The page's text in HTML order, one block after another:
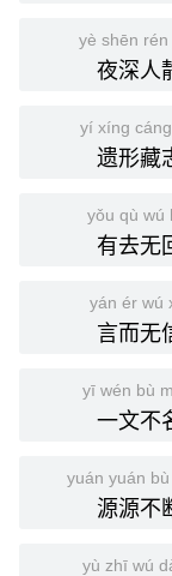
yè shēn rén
夜深人
yí xíng
遗形藏
yǒu qù wú
有去无
yán ér wú
言而无
yī wén bù
一文不
yuán yuán
源源不
yù zhī wú